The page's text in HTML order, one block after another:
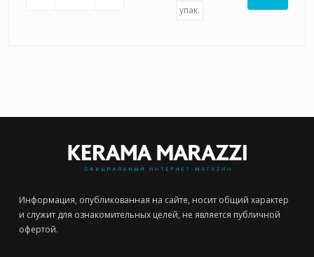
упак.
Информация, опубликованная на сайте, носит общий характер
и служит для ознакомительных целей, не является публичной
офертой.